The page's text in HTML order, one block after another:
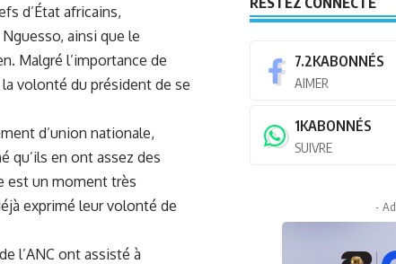
d’État africains,
ainsi que le
Malgré l’importance de
volonté du président de se
d’union nationale,
qu’ils en ont assez des
est un moment très
exprimé leur volonté de
l’ANC ont assisté à
7.2KABONNÉS
AIMER
1KABONNÉS
SUIVRE
-